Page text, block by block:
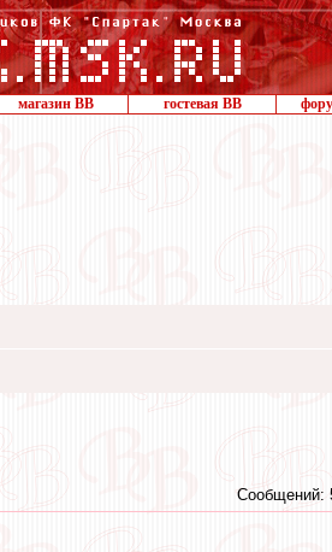
магазин ВВ гостевая ВВ
Сообщений: